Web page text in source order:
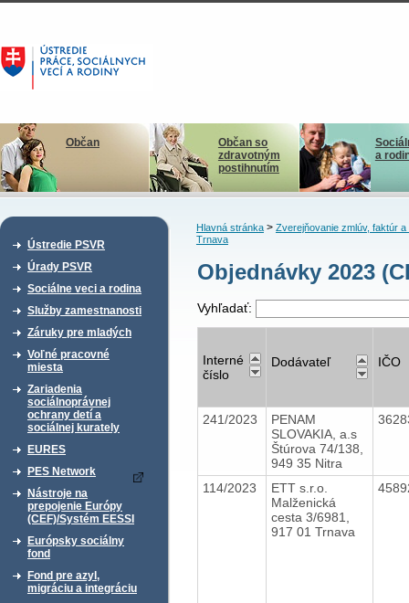
Občan
Občan so
zdravotným
postihnutím
a
Ústredie PSVR
Úrady PSVR
Sociálne veci a rodina
Služby zamestnanosti
Záruky pre mladých
Voľné pracovné
miesta
Zariadenia
sociálnoprávnej
ochrany detí a
sociálnej kurately
EURES
PES Network
Nástroje na
prepojenie Európy
(CEF)/Systém EESSI
Európsky sociálny
fond
Fond pre azyl,
migráciu a integráciu
Hlavná stránka> Zverejňovanie zmlúv, faktúr a
Trnava
Objednávky 2023
Vyhľadať:
Interné
číslo
Dodávateľ IČO
241/2023
PENAM
SLOVAKIA, a.s
Štúrova 74/138,
949 35 Nitra
114/2023
ETT s.r.o.
Malženická
cesta 3/6981,
917 01 Trnava